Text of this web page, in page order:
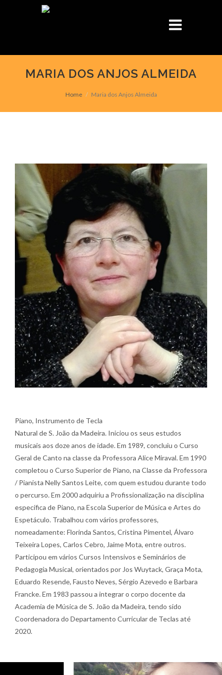
MARIA DOS ANJOS ALMEIDA
Home Maria dos Anjos Almeida
Piano, Instrumento de Tecla
Natural de S. João da Madeira. Iniciou os seus estudos
musicais aos doze anos de idade. Em 1989, concluiu o Curso
Geral de Canto na classe da Professora Alice Miraval. Em 1990
completou o Curso Superior de Piano, na Classe da Professora
/ Pianista Nelly Santos Leite, com quem estudou durante todo
o percurso. Em 2000 adquiriu a Profissionalização na disciplina
específica de Piano, na Escola Superior de Música e Artes do
Espetáculo. Trabalhou com vários professores,
nomeadamente: Florinda Santos, Cristina Pimentel, Álvaro
Teixeira Lopes, Carlos Cebro, Jaime Mota, entre outros.
Participou em vários Cursos Intensivos e Seminários de
Pedagogia Musical, orientados por Jos Wuytack, Graça Mota,
Eduardo Resende, Fausto Neves, Sérgio Azevedo e Barbara
Francke. Em 1983 passou a integrar o corpo docente da
Academia de Música de S. João da Madeira, tendo sido
Coordenadora do Departamento Curricular de Teclas até
2020.